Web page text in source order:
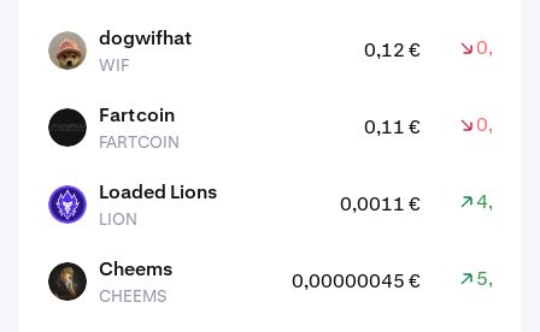
WIF dogwifhat
WIF
0,12 € 0,10 %
FARTCOIN Fartcoin
FARTCOIN
0,11 € 0,50 %
LION Loaded Lions
LION
0,0011 € 4,00 %
CHEEMS Cheems
CHEEMS
0,00000045 € 5,30 %